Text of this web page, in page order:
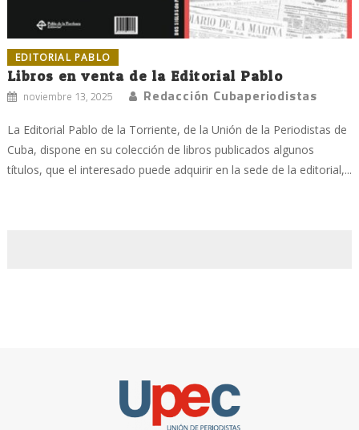
EDITORIAL PABLO
Libros en venta de la Editorial Pablo
noviembre 13, 2025 Redacción Cubaperiodistas
La Editorial Pablo de la Torriente, de la Unión de la Periodistas de
Cuba, dispone en su colección de libros publicados algunos
títulos, que el interesado puede adquirir en la sede de la editorial,...